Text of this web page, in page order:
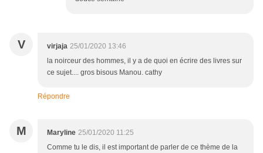
V virjaja 25/01/2020 13:46
la noirceur des hommes, il y a de quoi en écrire des livres sur
ce sujet.... gros bisous Manou. cathy
Répondre
M Maryline 25/01/2020 11:25
Comme tu le dis, il est important de parler de ce thème de la